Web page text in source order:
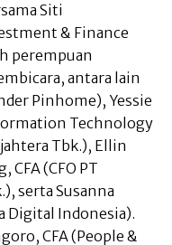
Siti
& Finance
perempuan
antara lain
Pinhome), Yessie
Technology
Tbk.), Ellin
CFA (CFO PT
serta Susanna
Digital Indonesia).
CFA (People &